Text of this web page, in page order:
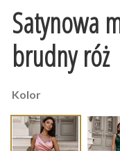
Satynowa
brudny róż
Kolor